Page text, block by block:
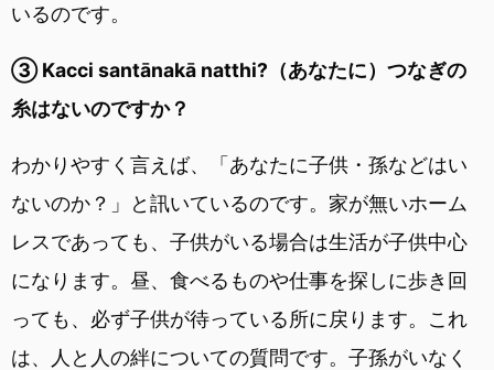
いるのです。
③ Kacci santānakā natthi?（あなたに）つなぎの
糸はないのですか？
わかりやすく言えば、「あなたに子供・孫などはい
ないのか？」と訊いているのです。家が無いホーム
レスであっても、子供がいる場合は生活が子供中心
になります。昼、食べるものや仕事を探しに歩き回
っても、必ず子供が待っている所に戻ります。これ
は、人と人の絆についての質問です。子孫がいなく